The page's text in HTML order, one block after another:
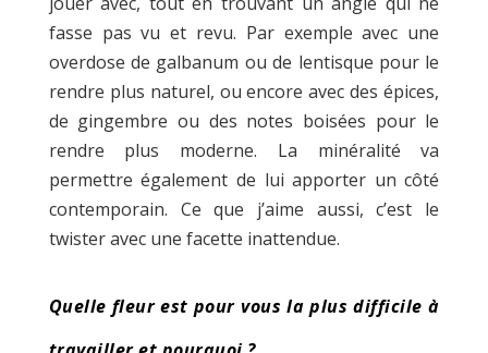
fasse pas vu et revu. Par exemple avec une
overdose de galbanum ou de lentisque pour le
rendre plus naturel, ou encore avec des épices,
de gingembre ou des notes boisées pour le
rendre plus moderne. La minéralité va
permettre également de lui apporter un côté
contemporain. Ce que j’aime aussi, c’est le
twister avec une facette inattendue.
Quelle fleur est pour vous la plus difficile à